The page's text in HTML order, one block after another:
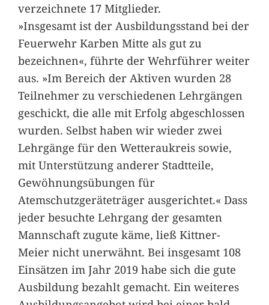
verzeichnete 17 Mitglieder.
»Insgesamt ist der Ausbildungsstand bei der
Feuerwehr Karben Mitte als gut zu
bezeichnen«, führte der Wehrführer weiter
aus. »Im Bereich der Aktiven wurden 28
Teilnehmer zu verschiedenen Lehrgängen
geschickt, die alle mit Erfolg abgeschlossen
wurden. Selbst haben wir wieder zwei
Lehrgänge für den Wetteraukreis sowie,
mit Unterstützung anderer Stadtteile,
Gewöhnungsübungen für
Atemschutzgeräteträger ausgerichtet.« Dass
jeder besuchte Lehrgang der gesamten
Mannschaft zugute käme, ließ Kittner-
Meier nicht unerwähnt. Bei insgesamt 108
Einsätzen im Jahr 2019 habe sich die gute
Ausbildung bezahlt gemacht. Ein weiteres